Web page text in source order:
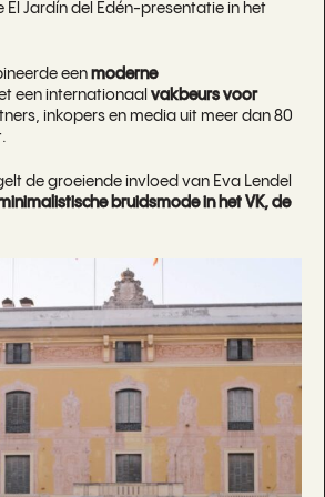
El Jardín del Edén-presentatie in het
een moderne
een internationaal vakbeurs voor
inkopers en media uit meer dan 80
de groeiende invloed van Eva Lendel
bruidsmode in het VK, de